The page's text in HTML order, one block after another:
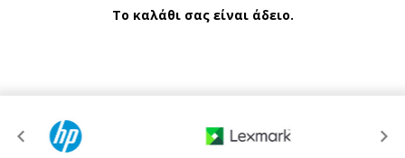
Το καλάθι σας είναι άδειο.